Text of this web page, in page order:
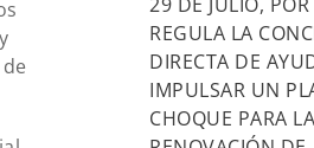
REGULA LA
DIRECTA DE
IMPULSAR UN
CHOQUE PARA LA